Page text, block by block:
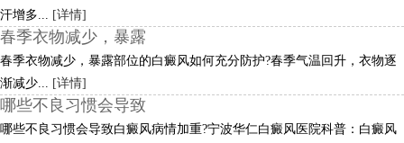
汗增多...
[详情]
春季衣物减少，暴露
春季衣物减少，暴露部位的白癜风如何充分防护?春季气温回升，衣物逐
渐减少...
[详情]
哪些不良习惯会导致
哪些不良习惯会导致白癜风病情加重?宁波华仁白癜风医院科普：白癜风